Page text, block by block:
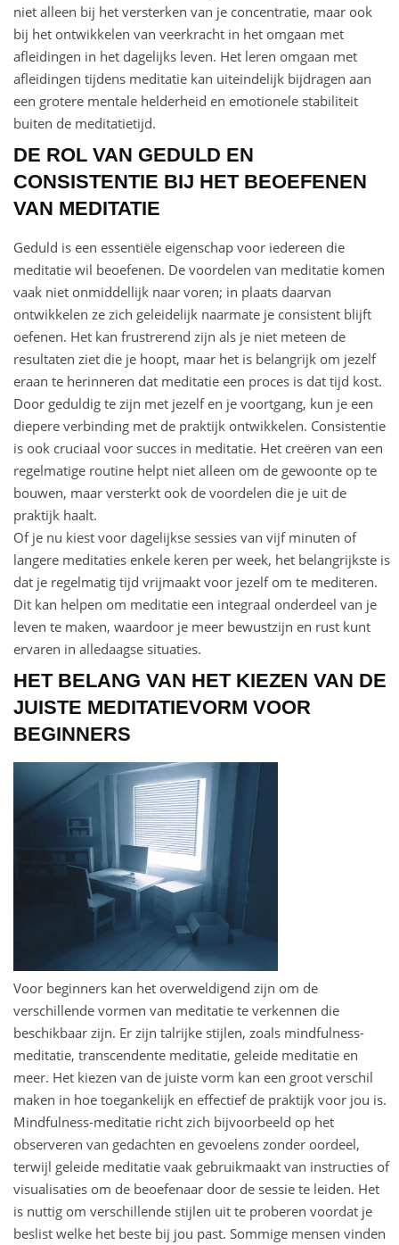
niet alleen bij het versterken van je concentratie, maar ook
bij het ontwikkelen van veerkracht in het omgaan met
afleidingen in het dagelijks leven. Het leren omgaan met
afleidingen tijdens meditatie kan uiteindelijk bijdragen aan
een grotere mentale helderheid en emotionele stabiliteit
buiten de meditatietijd.
DE ROL VAN GEDULD EN
CONSISTENTIE BIJ HET BEOEFENEN
VAN MEDITATIE
Geduld is een essentiële eigenschap voor iedereen die
meditatie wil beoefenen. De voordelen van meditatie komen
vaak niet onmiddellijk naar voren; in plaats daarvan
ontwikkelen ze zich geleidelijk naarmate je consistent blijft
oefenen. Het kan frustrerend zijn als je niet meteen de
resultaten ziet die je hoopt, maar het is belangrijk om jezelf
eraan te herinneren dat meditatie een proces is dat tijd kost.
Door geduldig te zijn met jezelf en je voortgang, kun je een
diepere verbinding met de praktijk ontwikkelen. Consistentie
is ook cruciaal voor succes in meditatie. Het creëren van een
regelmatige routine helpt niet alleen om de gewoonte op te
bouwen, maar versterkt ook de voordelen die je uit de
praktijk haalt.
Of je nu kiest voor dagelijkse sessies van vijf minuten of
langere meditaties enkele keren per week, het belangrijkste is
dat je regelmatig tijd vrijmaakt voor jezelf om te mediteren.
Dit kan helpen om meditatie een integraal onderdeel van je
leven te maken, waardoor je meer bewustzijn en rust kunt
ervaren in alledaagse situaties.
HET BELANG VAN HET KIEZEN VAN DE
JUISTE MEDITATIEVORM VOOR
BEGINNERS
Voor beginners kan het overweldigend zijn om de
verschillende vormen van meditatie te verkennen die
beschikbaar zijn. Er zijn talrijke stijlen, zoals mindfulness-
meditatie, transcendente meditatie, geleide meditatie en
meer. Het kiezen van de juiste vorm kan een groot verschil
maken in hoe toegankelijk en effectief de praktijk voor jou is.
Mindfulness-meditatie richt zich bijvoorbeeld op het
observeren van gedachten en gevoelens zonder oordeel,
terwijl geleide meditatie vaak gebruikmaakt van instructies of
visualisaties om de beoefenaar door de sessie te leiden. Het
is nuttig om verschillende stijlen uit te proberen voordat je
beslist welke het beste bij jou past. Sommige mensen vinden